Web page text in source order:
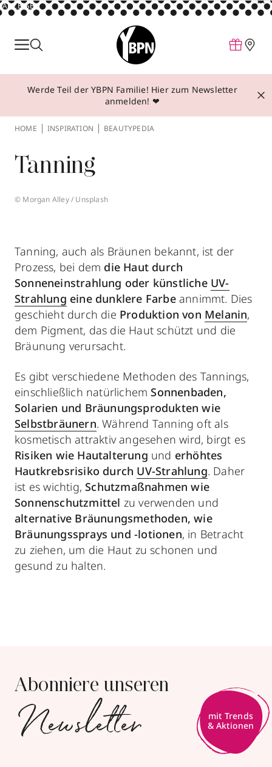
ANZEIGE
Parfum
Make-up
Behandlungen
Über YBPN
Aktionen
Werde Teil der YBPN Familie! Hier zum Newsletter
anmelden! ❤
HOME INSPIRATION BEAUTYPEDIA
Tanning
© Morgan Alley / Unsplash
Tanning, auch als Bräunen bekannt, ist der
Prozess, bei dem die Haut durch
Sonneneinstrahlung oder künstliche UV-
Strahlung eine dunklere Farbeannimmt. Dies
geschieht durch die Produktion von Melanin,
dem Pigment, das die Haut schützt und die
Bräunung verursacht.
Es gibt verschiedene Methoden des Tannings,
einschließlich natürlichem Sonnenbaden,
Solarien und Bräunungsprodukten wie
Selbstbräunern. Während Tanning oft als
kosmetisch attraktiv angesehen wird, birgt es
Risiken wie Hautalterung und erhöhtes
Hautkrebsrisiko durch UV-Strahlung. Daher
ist es wichtig, Schutzmaßnahmen wie
Sonnenschutzmittel zu verwenden und
alternative Bräunungsmethoden, wie
Bräunungssprays und -lotionen, in Betracht
zu ziehen, um die Haut zu schonen und
gesund zu halten.
Abonniere unseren
Newsletter
mit Trends
& Aktionen